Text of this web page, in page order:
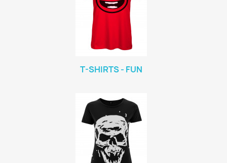
T-SHIRTS - FUN